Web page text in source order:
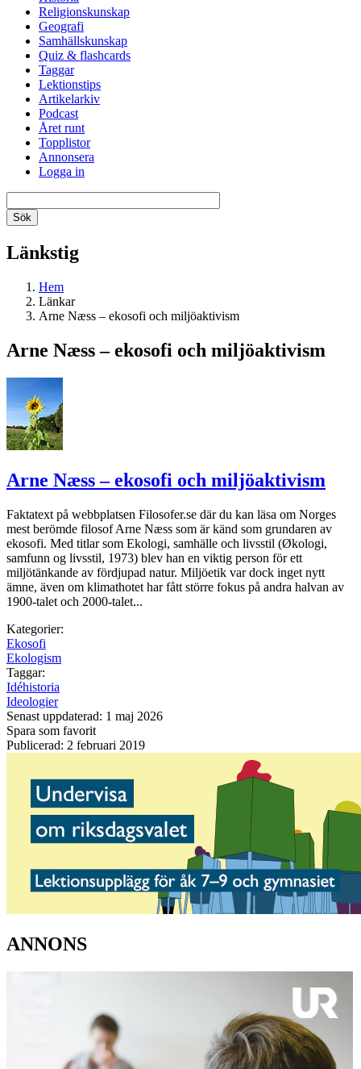
Religionskunskap
Geografi
Samhällskunskap
Quiz & flashcards
Taggar
Lektionstips
Artikelarkiv
Podcast
Året runt
Topplistor
Annonsera
Logga in
Länkstig
Hem
Länkar
Arne Næss – ekosofi och miljöaktivism
Arne Næss – ekosofi och miljöaktivism
Arne Næss – ekosofi och miljöaktivism
Faktatext på webbplatsen Filosofer.se där du kan läsa om Norges
mest berömde filosof Arne Næss som är känd som grundaren av
ekosofi. Med titlar som Ekologi, samhälle och livsstil (Økologi,
samfunn og livsstil, 1973) blev han en viktig person för ett
miljötänkande av fördjupad natur. Miljöetik var dock inget nytt
ämne, även om klimathotet har fått större fokus på andra halvan av
1900-talet och 2000-talet...
Kategorier:
Ekosofi
Ekologism
Taggar:
Idéhistoria
Ideologier
Senast uppdaterad: 1 maj 2026
Spara som favorit
Publicerad: 2 februari 2019
ANNONS